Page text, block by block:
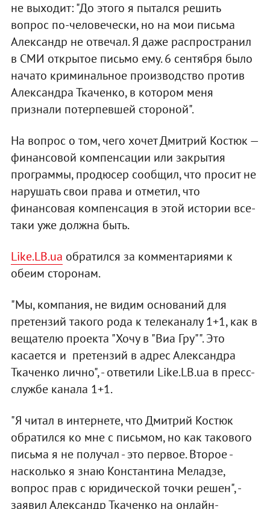
не выходит: "До этого я пытался решить
вопрос по-человечески, но на мои письма
Александр не отвечал. Я даже распространил
в СМИ открытое письмо ему. 6 сентября было
начато криминальное производство против
Александра Ткаченко, в котором меня
признали потерпевшей стороной".
На вопрос о том, чего хочет Дмитрий Костюк —
финансовой компенсации или закрытия
программы, продюсер сообщил, что просит не
нарушать свои права и отметил, что
финансовая компенсация в этой истории все-
таки уже должна быть.
Like.LB.ua обратился за комментариями к
обеим сторонам.
"Мы, компания, не видим оснований для
претензий такого рода к телеканалу 1+1, как в
вещателю проекта "Хочу в "Виа Гру"". Это
касается и претензий в адрес Александра
Ткаченко лично", - ответили Like.LB.ua в пресс-
службе канала 1+1.
"Я читал в интернете, что Дмитрий Костюк
обратился ко мне с письмом, но как такового
письма я не получал - это первое. Второе -
насколько я знаю Константина Меладзе,
вопрос прав с юридической точки решен", -
заявил Александр Ткаченко на онлайн-